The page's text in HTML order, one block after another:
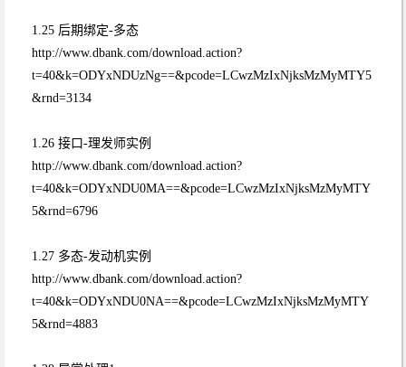
1.25 后期绑定-多态
http://www.dbank.com/download.action?
t=40&k=ODYxNDUzNg==&pcode=LCwzMzIxNjksMzMyMTY5
&rnd=3134
1.26 接口-理发师实例
http://www.dbank.com/download.action?
t=40&k=ODYxNDU0MA==&pcode=LCwzMzIxNjksMzMyMTY
5&rnd=6796
1.27 多态-发动机实例
http://www.dbank.com/download.action?
t=40&k=ODYxNDU0NA==&pcode=LCwzMzIxNjksMzMyMTY
5&rnd=4883